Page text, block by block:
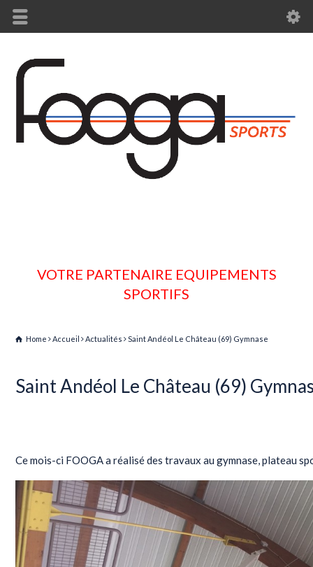
VOTRE PARTENAIRE EQUIPEMENTS
SPORTIFS
Home Accueil Actualités Saint Andéol Le Château (69) Gymnase
Saint Andéol Le Château (69)
Ce mois-ci FOOGA a réalisé des travaux au gymnase, plateau